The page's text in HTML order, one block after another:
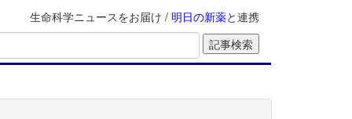
生命科学ニュースをお届け / 明日の新薬と連携